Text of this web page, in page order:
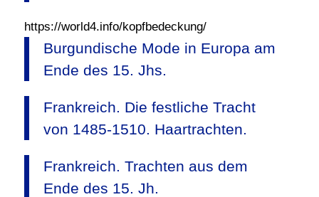
https://world4.info/kopfbedeckung/
Burgundische Mode in Europa am
Ende des 15. Jhs.
Frankreich. Die festliche Tracht
von 1485-1510. Haartrachten.
Frankreich. Trachten aus dem
Ende des 15. Jh.